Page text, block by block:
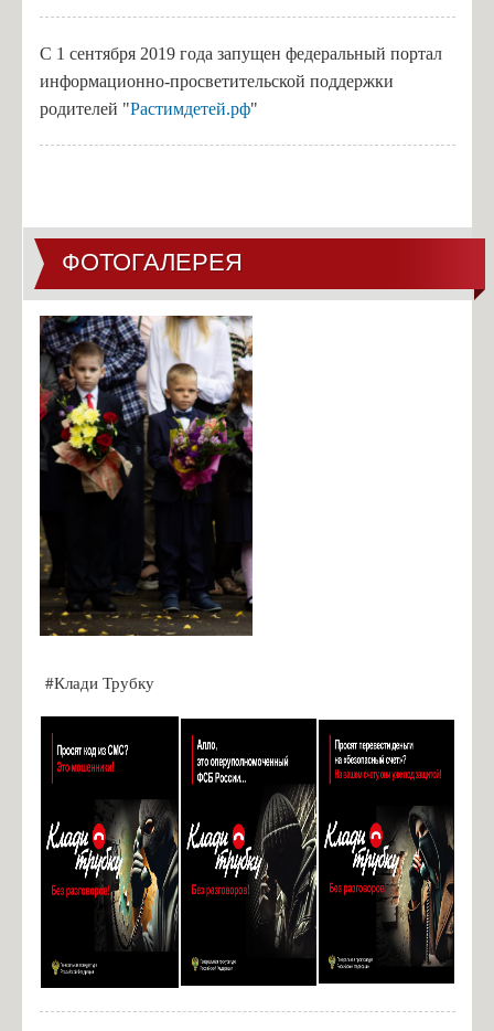
С 1 сентября 2019 года запущен федеральный портал
информационно-просветительской поддержки
родителей "Растимдетей.рф"
ФОТОГАЛЕРЕЯ
#Клади Трубку